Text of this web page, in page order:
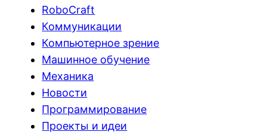
RoboCraft
Коммуникации
Компьютерное зрение
Машинное обучение
Механика
Новости
Программирование
Проекты и идеи